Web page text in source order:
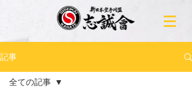
記事
全ての記事